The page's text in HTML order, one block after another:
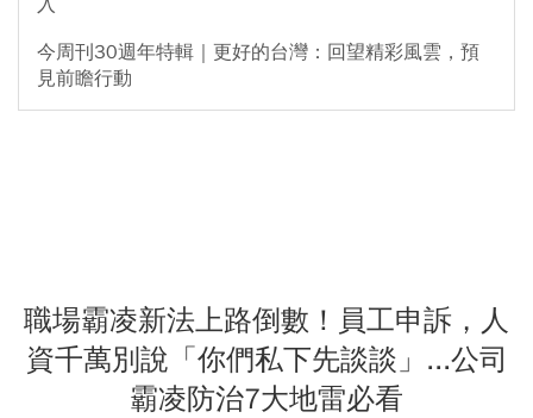
今周刊30週年特輯｜更好的台灣：回望精彩風雲，預
見前瞻行動
職場霸凌新法上路倒數！員工申訴，人
資千萬別說「你們私下先談談」...公司
霸凌防治7大地雷必看